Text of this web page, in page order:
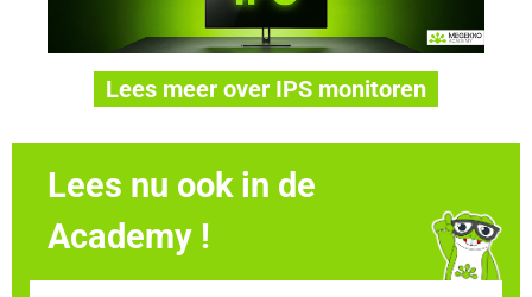
Lees meer over IPS monitoren
Lees nu ook in de
Academy !